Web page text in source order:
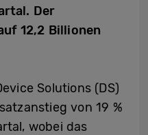
Der
12,2 Billionen
Solutions (DS)
von 19 %
wobei das